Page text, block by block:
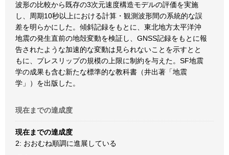
波形の比較から既存の3次元速度構造モデルの評価を実施
し、周期10秒以上における計算・観測波形間の系統的な誤
差を明らかにした。傾斜記録をもとに、東北地方太平洋沖
地震の発生直前の地殻変動を検証し、GNSS記録をもとに報
告されたような加速的な変動は見られないことを示すとと
もに、プレスリップの規模の上限に制約を与えた。SF地震
学の成果も含む新たな標準的な教科書（井出著「地震
学」）を出版した。
現在までの達成度
現在までの達成度
2: おおむね順調に進展している